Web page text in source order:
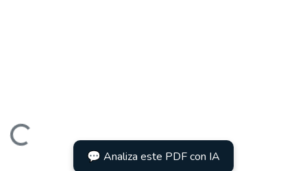
Loading... 💬 Analiza este PDF con IA